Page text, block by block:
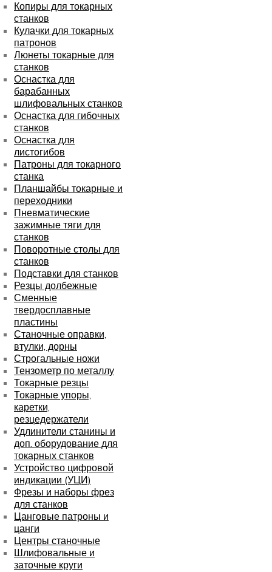
Копиры для токарных
станков
Кулачки для токарных
патронов
Люнеты токарные для
станков
Оснастка для
барабанных
шлифовальных станков
Оснастка для гибочных
станков
Оснастка для
листогибов
Патроны для токарного
станка
Планшайбы токарные и
переходники
Пневматические
зажимные тяги для
станков
Поворотные столы для
станков
Подставки для станков
Резцы долбежные
Сменные
твердосплавные
пластины
Станочные оправки,
втулки, дорны
Строгальные ножи
Тензометр по металлу
Токарные резцы
Токарные упоры,
каретки,
резцедержатели
Удлинители станины и
доп. оборудование для
токарных станков
Устройство цифровой
индикации (УЦИ)
Фрезы и наборы фрез
для станков
Цанговые патроны и
цанги
Центры станочные
Шлифовальные и
заточные круги